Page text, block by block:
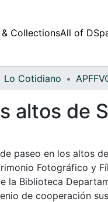
CollectionsAll of
Lo Cotidiano
altos de
paseo en los altos
Fotográfico y
la Biblioteca
de cooperación